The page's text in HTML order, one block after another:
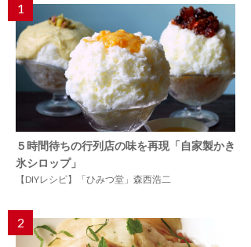
1
５時間待ちの行列店の味を再現「自家製かき
氷シロップ」
【DIYレシピ】「ひみつ堂」森西浩二
2